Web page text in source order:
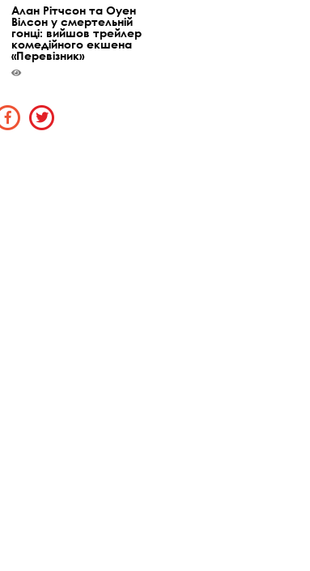
Алан Рітчсон та Оуен
Вілсон у смертельній
гонці: вийшов трейлер
комедійного екшена
«Перевізник»